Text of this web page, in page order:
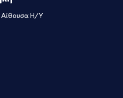
Αίθουσα Η/Υ